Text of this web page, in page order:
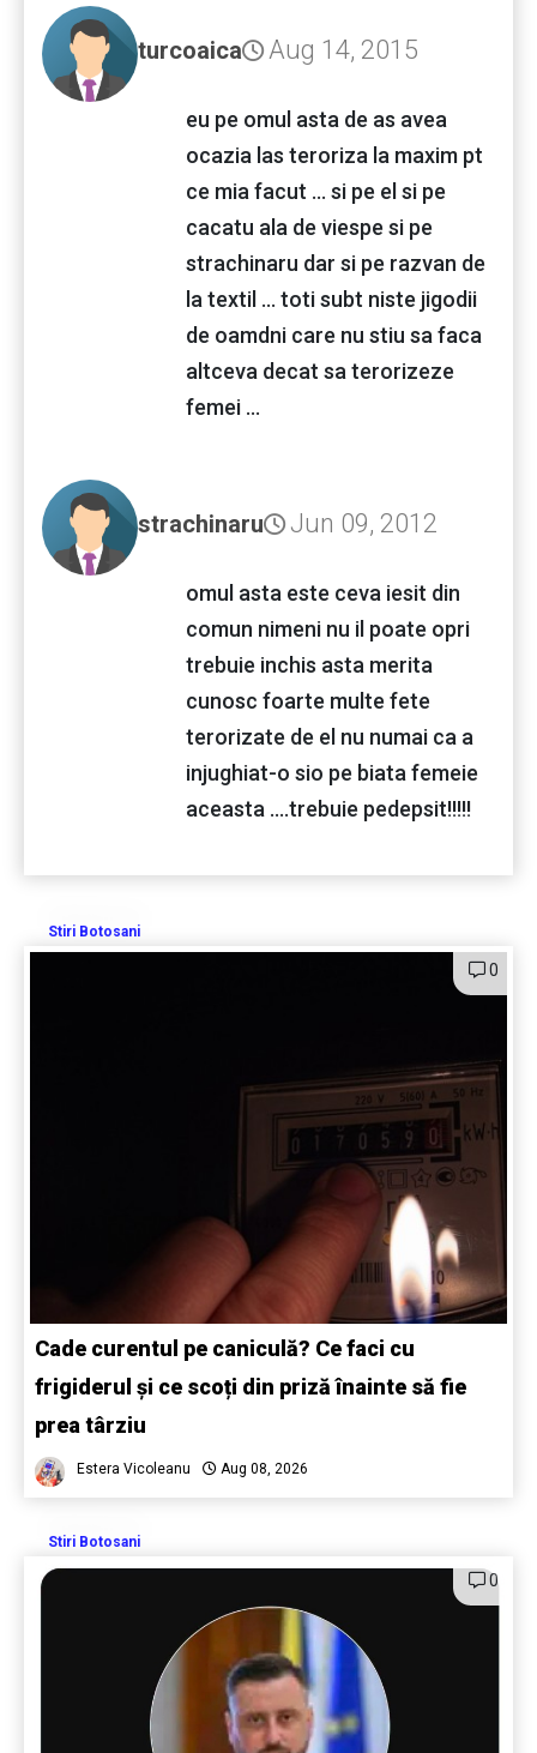
turcoaica Aug 14, 2015
eu pe omul asta de as avea
ocazia las teroriza la maxim pt
ce mia facut ... si pe el si pe
cacatu ala de viespe si pe
strachinaru dar si pe razvan de
la textil ... toti subt niste jigodii
de oamdni care nu stiu sa faca
altceva decat sa terorizeze
femei ...
strachinaru Jun 09, 2012
omul asta este ceva iesit din
comun nimeni nu il poate opri
trebuie inchis asta merita
cunosc foarte multe fete
terorizate de el nu numai ca a
injughiat-o sio pe biata femeie
aceasta ....trebuie pedepsit!!!!!
Stiri Botosani
0
Cade curentul pe caniculă? Ce faci cu
frigiderul și ce scoți din priză înainte să fie
prea târziu
Estera Vicoleanu Aug 08, 2026
Stiri Botosani
0